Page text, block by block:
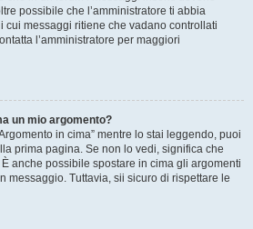
possibile che l’amministratore ti abbia
cui messaggi ritiene che vadano controllati
l’amministratore per maggiori
un mio argomento?
in cima” mentre lo stai leggendo, puoi
prima pagina. Se non lo vedi, significa che
anche possibile spostare in cima gli argomenti
messaggio. Tuttavia, sii sicuro di rispettare le